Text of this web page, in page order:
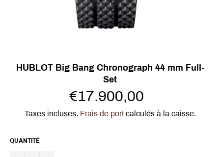
HUBLOT Big Bang Chronograph 44 mm Full-
Set
Prix
régulier
€17.900,00
Taxes incluses. Frais de portcalculés à la caisse.
QUANTITÉ